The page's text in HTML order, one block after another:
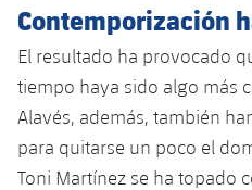
Calendario
Resultados
Clasificaciones
Voleibol masculino
Voleibol femenino
Apúntate a las
Carnet de las
PLUSICON
MÁS
League of Legends
VALORANT Rising
Contemporización
El resultado ha provocado
tiempo haya sido algo más
Alavés, además, también
para quitarse un poco el
Toni Martínez se ha topado